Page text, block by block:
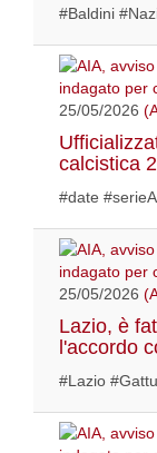
#Baldini
25/05/2026
calcistica
#date
25/05/2026
Lazio, è
l'accordo
#Lazio